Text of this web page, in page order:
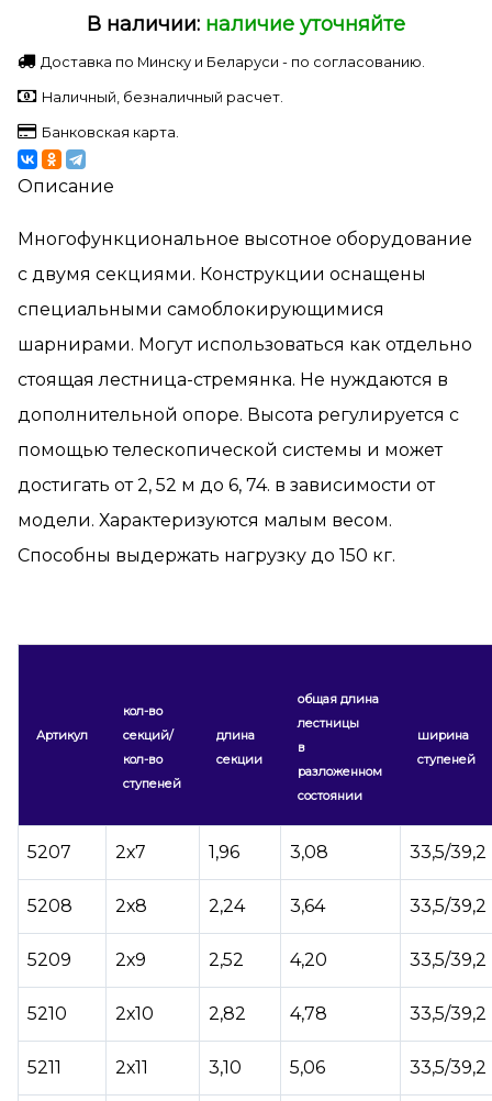
В наличии: наличие уточняйте
Доставка по Минску и Беларуси - по согласованию.
Наличный, безналичный расчет.
Банковская карта.
Описание
Многофункциональное высотное оборудование
с двумя секциями. Конструкции оснащены
специальными самоблокирующимися
шарнирами. Могут использоваться как отдельно
стоящая лестница-стремянка. Не нуждаются в
дополнительной опоре. Высота регулируется с
помощью телескопической системы и может
достигать от 2, 52 м до 6, 74. в зависимости от
модели. Характеризуются малым весом.
Способны выдержать нагрузку до 150 кг.
Артикул
кол-во
секций/
кол-во
ступеней
длина
секции
общая длина
лестницы
в
разложенном
состоянии
ширина
ступеней
5207 2х7 1,96 3,08 33,5/39,2
5208 2х8 2,24 3,64 33,5/39,2
5209 2х9 2,52 4,20 33,5/39,2
5210 2х10 2,82 4,78 33,5/39,2
5211 2х11 3,10 5,06 33,5/39,2